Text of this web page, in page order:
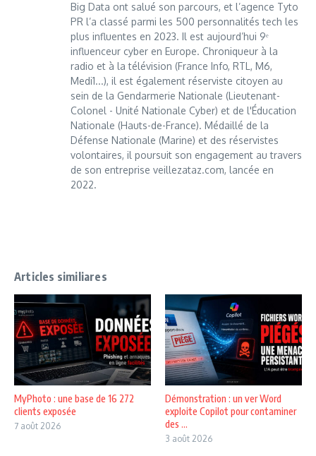
Big Data ont salué son parcours, et l’agence Tyto
PR l’a classé parmi les 500 personnalités tech les
plus influentes en 2023. Il est aujourd’hui 9ᵉ
influenceur cyber en Europe. Chroniqueur à la
radio et à la télévision (France Info, RTL, M6,
Medi1...), il est également réserviste citoyen au
sein de la Gendarmerie Nationale (Lieutenant-
Colonel - Unité Nationale Cyber) et de l'Éducation
Nationale (Hauts-de-France). Médaillé de la
Défense Nationale (Marine) et des réservistes
volontaires, il poursuit son engagement au travers
de son entreprise veillezataz.com, lancée en
2022.
Articles similiares
MyPhoto : une base de 16 272
clients exposée
7 août 2026
Démonstration : un ver Word
exploite Copilot pour contaminer
des ...
3 août 2026